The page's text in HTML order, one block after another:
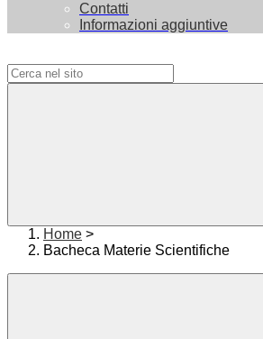
Contatti
Informazioni aggiuntive
Home >
Bacheca Materie Scientifiche